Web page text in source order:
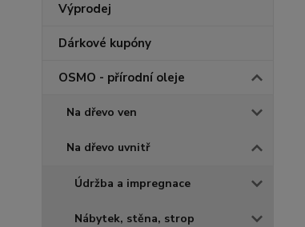
Výprodej
Dárkové kupóny
OSMO - přírodní oleje
Na dřevo ven
Na dřevo uvnitř
Údržba a impregnace
Nábytek, stěna, strop